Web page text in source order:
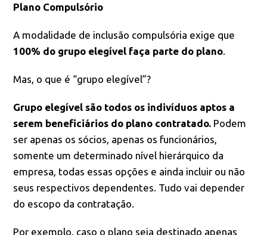
Plano Compulsório
A modalidade de inclusão compulsória exige que
100% do grupo elegível faça parte do plano
Mas, o que é “grupo elegível”?
Grupo elegível são todos os indivíduos aptos a
serem beneficiários do plano contratado. Podem
ser apenas os sócios, apenas os funcionários,
somente um determinado nível hierárquico da
empresa, todas essas opções e ainda incluir ou não
seus respectivos dependentes. Tudo vai depender
do escopo da contratação.
Por exemplo, caso o plano seja destinado apenas